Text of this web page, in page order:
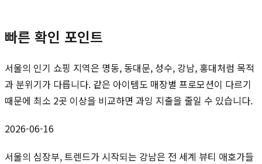
빠른 확인 포인트
서울의 인기 쇼핑 지역은 명동, 동대문, 성수, 강남, 홍대처럼 목적
과 분위기가 다릅니다. 같은 아이템도 매장별 프로모션이 다르기
때문에 최소 2곳 이상을 비교하면 과잉 지출을 줄일 수 있습니다.
2026-06-16
서울의 심장부, 트렌드가 시작되는 강남은 전 세계 뷰티 애호가들